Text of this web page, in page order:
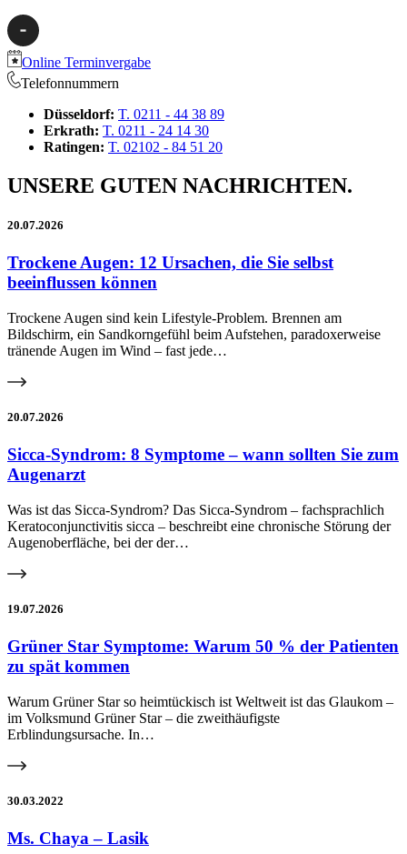
Online Terminvergabe
Telefonnummern
Düsseldorf: T. 0211 - 44 38 89
Erkrath: T. 0211 - 24 14 30
Ratingen: T. 02102 - 84 51 20
UNSERE GUTEN NACHRICHTEN.
20.07.2026
Trockene Augen: 12 Ursachen, die Sie selbst
beeinflussen können
Trockene Augen sind kein Lifestyle-Problem. Brennen am
Bildschirm, ein Sandkorngefühl beim Aufstehen, paradoxerweise
tränende Augen im Wind – fast jede…
20.07.2026
Sicca-Syndrom: 8 Symptome – wann sollten Sie zum
Augenarzt
Was ist das Sicca-Syndrom? Das Sicca-Syndrom – fachsprachlich
Keratoconjunctivitis sicca – beschreibt eine chronische Störung der
Augenoberfläche, bei der der…
19.07.2026
Grüner Star Symptome: Warum 50 % der Patienten
zu spät kommen
Warum Grüner Star so heimtückisch ist Weltweit ist das Glaukom –
im Volksmund Grüner Star – die zweithäufigste
Erblindungsursache. In…
30.03.2022
Ms. Chaya – Lasik